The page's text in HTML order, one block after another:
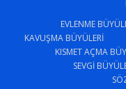
EVLENME
KAVUŞMA BÜYÜLERI
KISMET AÇMA
SEVGI